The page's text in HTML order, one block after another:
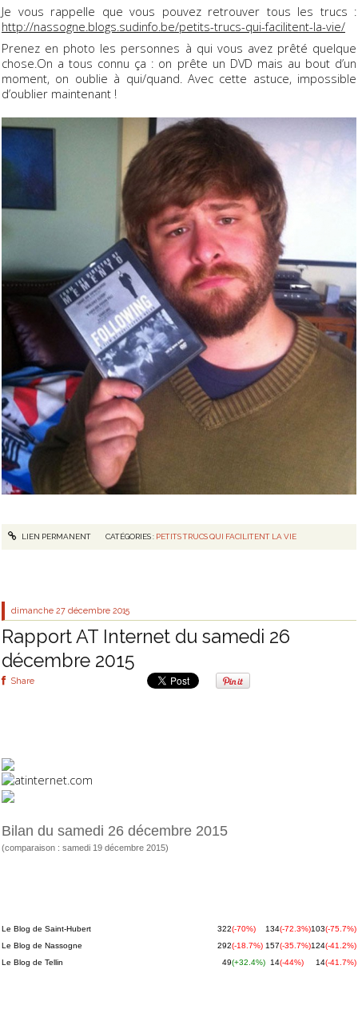
Je vous rappelle que vous pouvez retrouver tous les trucs :
http://nassogne.blogs.sudinfo.be/petits-trucs-qui-facilitent-la-vie/
Prenez en photo les personnes à qui vous avez prêté quelque
chose.On a tous connu ça : on prête un DVD mais au bout d’un
moment, on oublie à qui/quand. Avec cette astuce, impossible
d’oublier maintenant !
LIEN PERMANENT CATÉGORIES : PETITS TRUCS QUI FACILITENT LA VIE
dimanche 27 décembre 2015
Rapport AT Internet du samedi 26
décembre 2015
Share
Bilan du samedi 26 décembre 2015
(comparaison : samedi 19 décembre 2015)
Le Blog de Saint-Hubert 322(-70%) 134(-72.3%)103(-75.7%)
Le Blog de Nassogne
292(-18.7%) 157(-35.7%)124(-41.2%)
Le Blog de Tellin
49(+32.4%) 14(-44%) 14(-41.7%)